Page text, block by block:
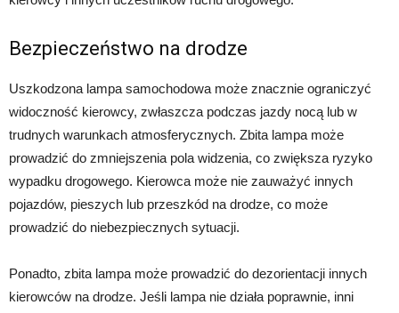
Bezpieczeństwo na drodze
Uszkodzona lampa samochodowa może znacznie ograniczyć
widoczność kierowcy, zwłaszcza podczas jazdy nocą lub w
trudnych warunkach atmosferycznych. Zbita lampa może
prowadzić do zmniejszenia pola widzenia, co zwiększa ryzyko
wypadku drogowego. Kierowca może nie zauważyć innych
pojazdów, pieszych lub przeszkód na drodze, co może
prowadzić do niebezpiecznych sytuacji.
Ponadto, zbita lampa może prowadzić do dezorientacji innych
kierowców na drodze. Jeśli lampa nie działa poprawnie, inni